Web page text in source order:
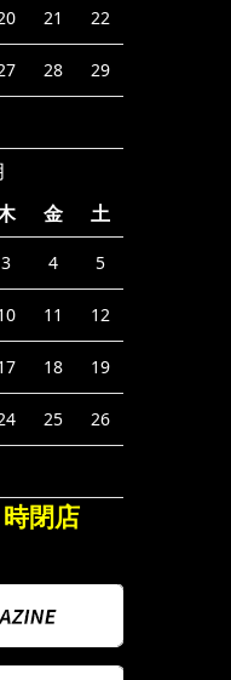
21 22
28 29
金 土
3 4 5
11 12
18 19
25 26
閉店